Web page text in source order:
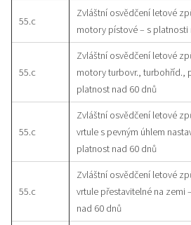
55.c
Zvláštní osvědčení letové
motory pístové – s platnosti
55.c
Zvláštní osvědčení letové
motory turbovr., turbohříd.,
platnost nad 60 dnů
55.c
Zvláštní osvědčení letové
vrtule s pevným úhlem
platnost nad 60 dnů
55.c
Zvláštní osvědčení letové
vrtule přestavitelné na zemi
nad 60 dnů